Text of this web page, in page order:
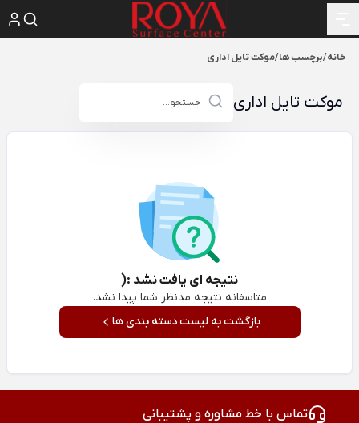
خانه/برچسب ها/موکت تایل اداری
موکت تایل اداری
نتیجه ای یافت نشد :(
متاسفانه نتیجه مدنظر شما پیدا نشد.
بازگشت به لیست دسته بندی ها
تماس با خط مشاوره و پشتیبانی